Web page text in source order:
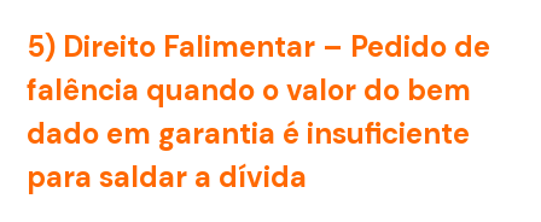
5) Direito Falimentar – Pedido de
falência quando o valor do bem
dado em garantia é insuficiente
para saldar a dívida